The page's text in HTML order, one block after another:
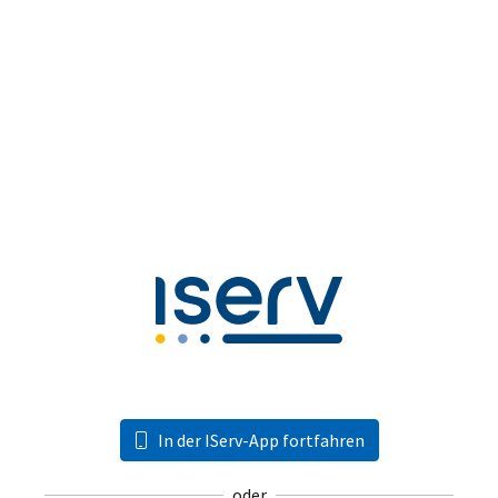
In der IServ-App fortfahren